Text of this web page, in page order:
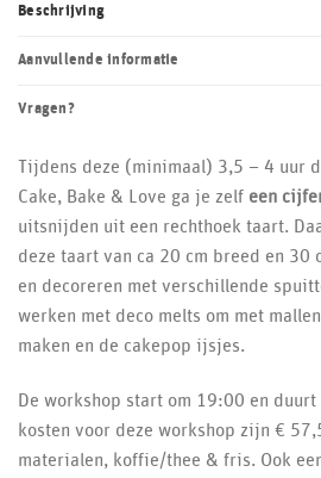
Beschrijving
Aanvullende informatie
Vragen?
Tijdens deze (minimaal) 3,5 – 4 uur
Cake, Bake & Love ga je zelf een
uitsnijden uit een rechthoek taart.
deze taart van ca 20 cm breed en 30
en decoreren met verschillende
werken met deco melts om met
maken en de cakepop ijsjes.
De workshop start om 19:00 en duurt
kosten voor deze workshop zijn €
materialen, koffie/thee & fris. Ook